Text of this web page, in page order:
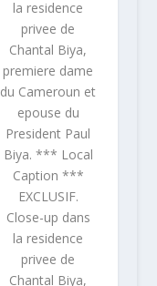
la residence
privee de
Chantal Biya,
premiere dame
du Cameroun et
epouse du
President Paul
Biya. *** Local
Caption ***
EXCLUSIF.
Close-up dans
la residence
privee de
Chantal Biya,